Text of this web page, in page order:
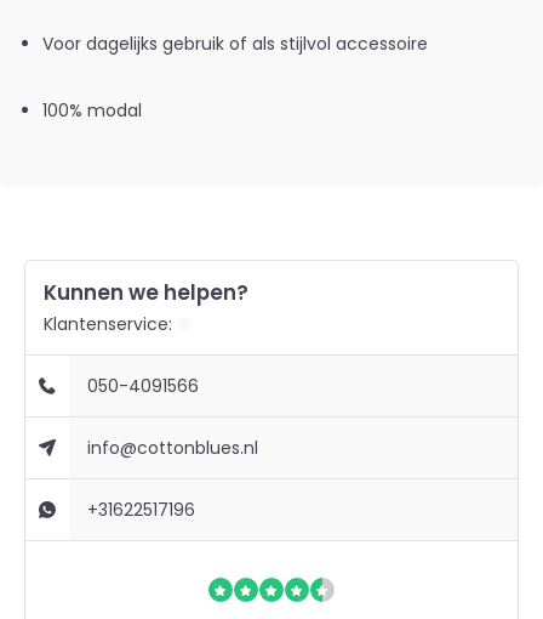
Voor dagelijks gebruik of als stijlvol accessoire
100% modal
Kunnen we helpen?
Klantenservice:
050-4091566
info@cottonblues.nl
+31622517196